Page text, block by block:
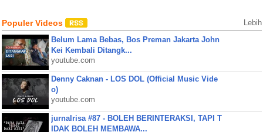
Populer Videos Lebih
Belum Lama Bebas, Bos Preman Jakarta John
Kei Kembali Ditangk...
youtube.com
Denny Caknan - LOS DOL (Official Music Vide
o)
youtube.com
jurnalrisa #87 - BOLEH BERINTERAKSI, TAPI T
IDAK BOLEH MEMBAWA...